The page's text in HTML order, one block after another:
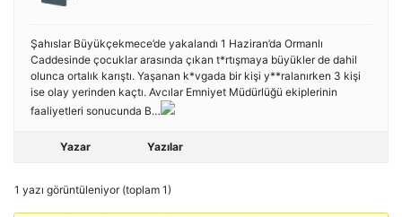
Şahıslar Büyükçekmece’de yakalandı 1 Haziran’da Ormanlı
Caddesinde çocuklar arasında çıkan t*rtışmaya büyükler de dahil
olunca ortalık karıştı. Yaşanan k*vgada bir kişi y**ralanırken 3 kişi
ise olay yerinden kaçtı. Avcılar Emniyet Müdürlüğü ekiplerinin
faaliyetleri sonucunda B…
Yazar Yazılar
1 yazı görüntüleniyor (toplam 1)